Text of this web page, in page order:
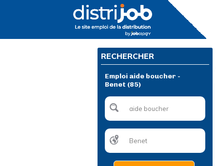
RECHERCHER
Emploi aide boucher -
Benet (85)